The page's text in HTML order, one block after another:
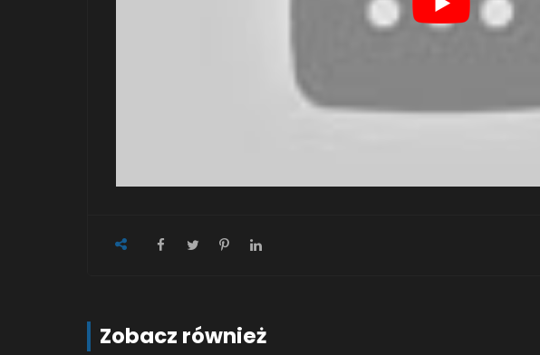
Zobacz również